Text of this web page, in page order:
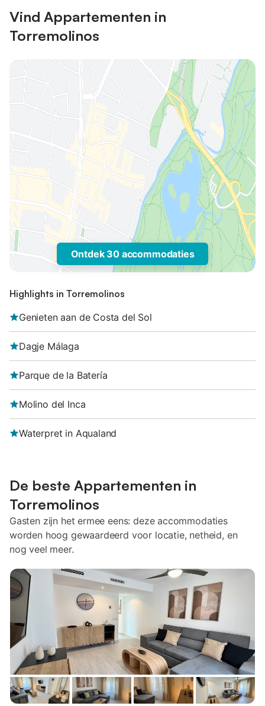
Vind Appartementen in
Torremolinos
Ontdek 30 accommodaties
Highlights in Torremolinos
Genieten aan de Costa del Sol
Dagje Málaga
Parque de la Batería
Molino del Inca
Waterpret in Aqualand
De beste Appartementen in
Torremolinos
Gasten zijn het ermee eens: deze accommodaties
worden hoog gewaardeerd voor locatie, netheid, en
nog veel meer.